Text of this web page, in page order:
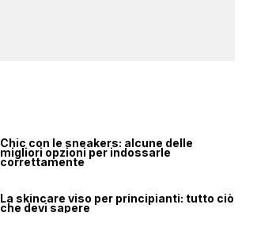
Chic con le sneakers: alcune delle
migliori opzioni per indossarle
correttamente
La skincare viso per principianti: tutto ciò
che devi sapere